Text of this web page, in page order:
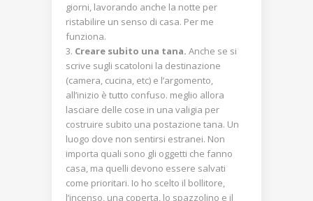
giorni, lavorando anche la notte per
ristabilire un senso di casa. Per me
funziona.
Creare subito una tana. Anche se si
scrive sugli scatoloni la destinazione
(camera, cucina, etc) e l’argomento,
all’inizio è tutto confuso. meglio allora
lasciare delle cose in una valigia per
costruire subito una postazione tana. Un
luogo dove non sentirsi estranei. Non
importa quali sono gli oggetti che fanno
casa, ma quelli devono essere salvati
come prioritari. Io ho scelto il bollitore,
l’incenso, una coperta, lo spazzolino e il